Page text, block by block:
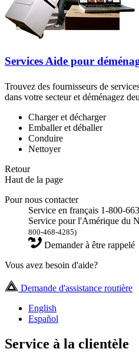
Services Aide pour
Trouvez des fournisseurs de
dans votre secteur et déménagez
Charger et décharger
Emballer et déballer
Conduire
Nettoyer
Retour
Haut de la page
Pour nous contacter
Service en français 1-800-
Service pour l'Amérique du
800-468-4285)
Demander à être rappelé
Vous avez besoin d'aide?
Demande d'assistance routière
English
Español
Service à la clientèle